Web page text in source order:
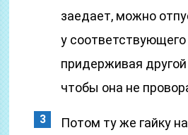
заедает, можно
у
придерживая другой
чтобы она не
Потом ту же гайку